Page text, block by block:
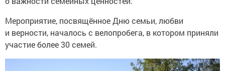
Мероприятие, посвящённое Дню семьи, любви
и верности, началось с велопробега, в котором приняли
участие более 30 семей.